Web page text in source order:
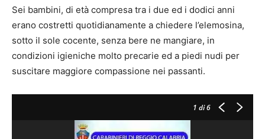
Sei bambini, di età compresa tra i due ed i dodici anni
erano costretti quotidianamente a chiedere l’elemosina,
sotto il sole cocente, senza bere ne mangiare, in
condizioni igieniche molto precarie ed a piedi nudi per
suscitare maggiore compassione nei passanti.
1 di 6